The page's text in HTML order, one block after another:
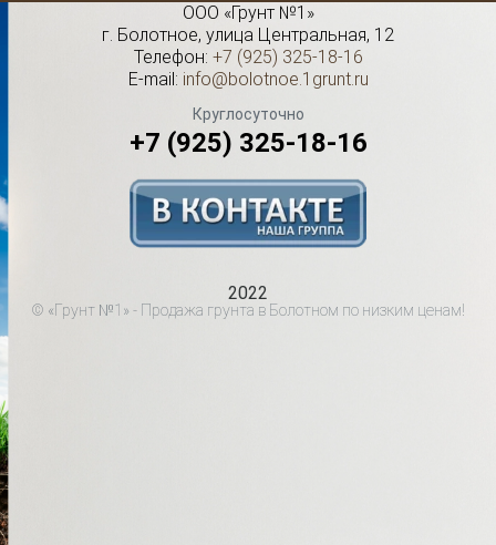
ООО «Грунт №1»
г. Болотное, улица Центральная, 12
Телефон: +7 (925) 325-18-16
E-mail: info@bolotnoe.1grunt.ru
Круглосуточно
+7 (925) 325-18-16
2022
© «Грунт №1» - Продажа грунта в Болотном по низким ценам!